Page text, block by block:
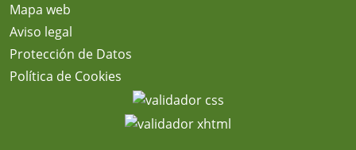
Mapa web
Aviso legal
Protección de Datos
Política de Cookies